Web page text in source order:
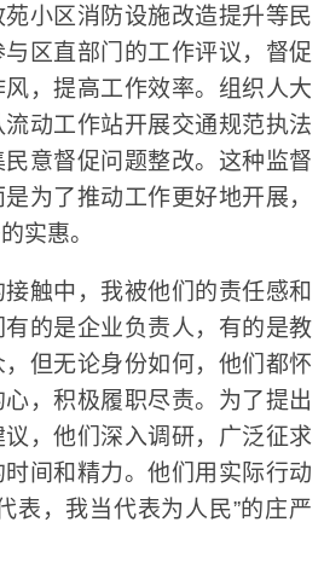
小区消防设施改造提升等民
区直部门的工作评议，督促
，提高工作效率。组织人大
动工作站开展交通规范执法
意督促问题整改。这种监督
为了推动工作更好地开展，
实惠。
中，我被他们的责任感和
的是企业负责人，有的是教
但无论身份如何，他们都怀
，积极履职尽责。为了提出
，他们深入调研，广泛征求
间和精力。他们用实际行动
表，我当代表为人民”的庄严